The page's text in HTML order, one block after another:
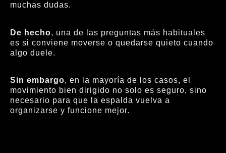
muchas dudas.
De hecho, una de las preguntas más habituales
es si conviene moverse o quedarse quieto cuando
algo duele.
Sin embargo, en la mayoría de los casos, el
movimiento bien dirigido no solo es seguro, sino
necesario para que la espalda vuelva a
organizarse y funcione mejor.